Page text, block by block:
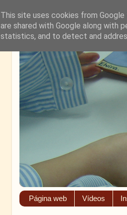
Página web Vídeos
This site uses cookies from
are shared with Google along with
statistics, and to detect and